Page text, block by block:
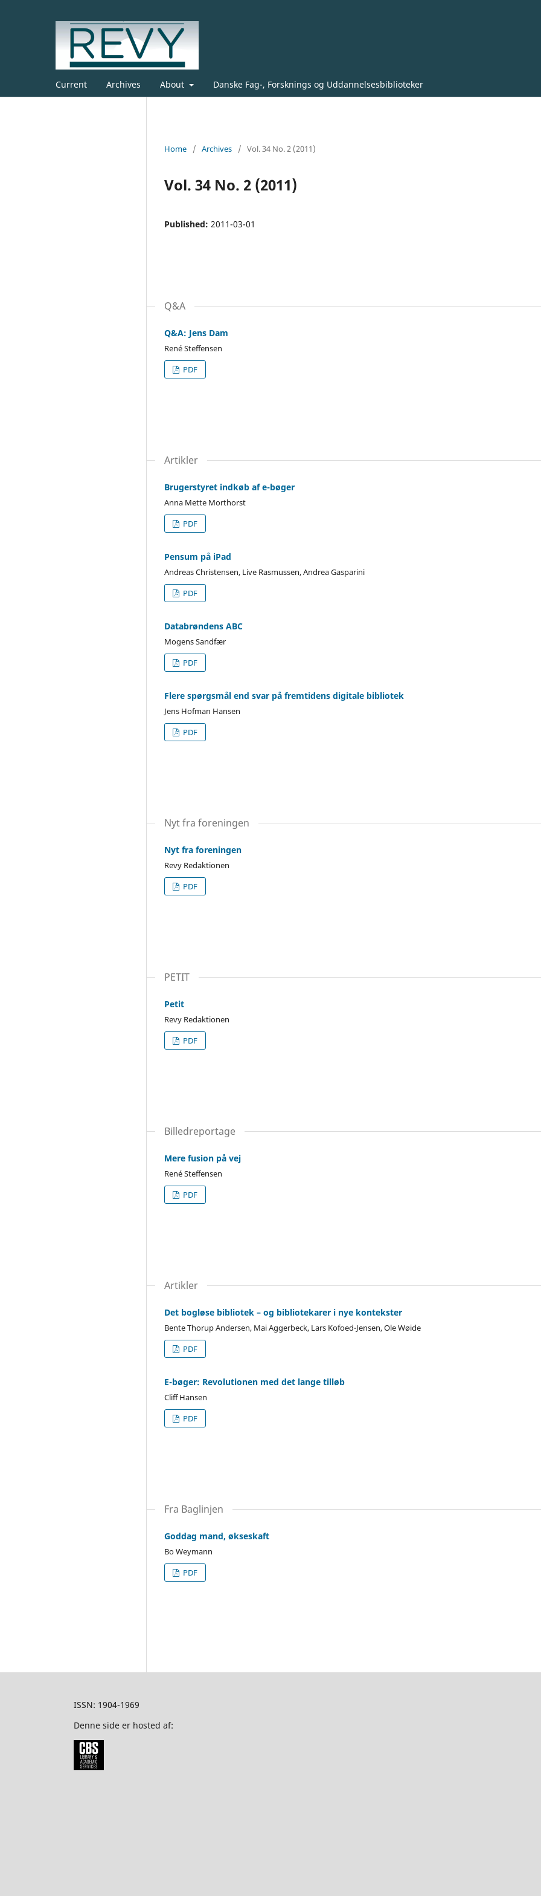
Current Archives About Danske Fag-, Forsknings og Uddannelsesbiblioteker
Home / Archives / Vol. 34 No. 2 (2011)
Vol. 34 No. 2 (2011)
Published: 2011-03-01
Q&A
Q&A: Jens Dam
René Steffensen
PDF
Artikler
Brugerstyret indkøb af e-bøger
Anna Mette Morthorst
PDF
Pensum på iPad
Andreas Christensen, Live Rasmussen, Andrea Gasparini
PDF
Databrøndens ABC
Mogens Sandfær
PDF
Flere spørgsmål end svar på fremtidens digitale bibliotek
Jens Hofman Hansen
PDF
Nyt fra foreningen
Nyt fra foreningen
Revy Redaktionen
PDF
PETIT
Petit
Revy Redaktionen
PDF
Billedreportage
Mere fusion på vej
René Steffensen
PDF
Artikler
Det bogløse bibliotek – og bibliotekarer i nye kontekster
Bente Thorup Andersen, Mai Aggerbeck, Lars Kofoed-Jensen, Ole Wøide
PDF
E-bøger: Revolutionen med det lange tilløb
Cliff Hansen
PDF
Fra Baglinjen
Goddag mand, økseskaft
Bo Weymann
PDF
ISSN: 1904-1969
Denne side er hosted af: